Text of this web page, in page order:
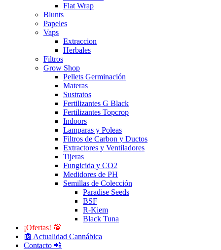
Flat Wrap
Blunts
Papeles
Vaps
Extraccion
Herbales
Filtros
Grow Shop
Pellets Germinación
Materas
Sustratos
Fertilizantes G Black
Fertilizantes Topcrop
Indoors
Lamparas y Poleas
Filtros de Carbon y Ductos
Extractores y Ventiladores
Tijeras
Fungicida y CO2
Medidores de PH
Semillas de Colección
Paradise Seeds
BSF
R-Kiem
Black Tuna
¡Ofertas! 💯
📰 Actualidad Cannábica
Contacto 📲